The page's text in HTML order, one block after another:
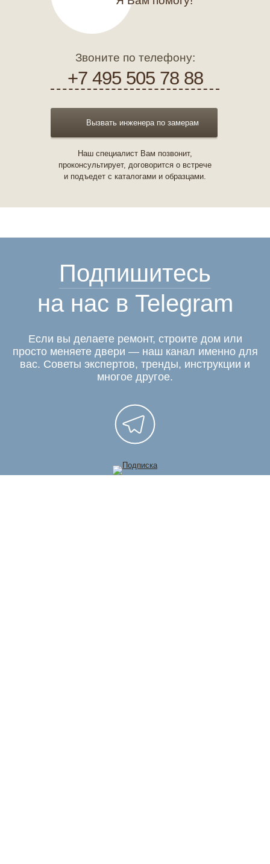
Звоните по телефону:
+7 495 505 78 88
Вызвать инженера по замерам
Наш специалист Вам позвонит,
проконсультирует, договорится о встрече
и подъедет с каталогами и образцами.
Подпишитесь
на нас в Telegram
Если вы делаете ремонт, строите дом или
просто меняете двери — наш канал именно для
вас. Советы экспертов, тренды, инструкции и
многое другое.